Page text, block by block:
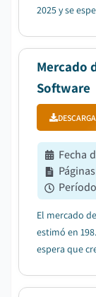
2025 y se
Mercado
Software
Fecha
Páginas
El mercado
estimó en
espera que